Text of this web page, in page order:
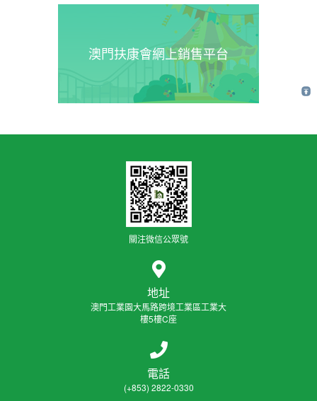
澳門扶康會網上銷售平台
關注微信公眾號
地址
澳門工業園大馬路跨境工業區工業大
樓5樓C座
電話
(+853) 2822-0330